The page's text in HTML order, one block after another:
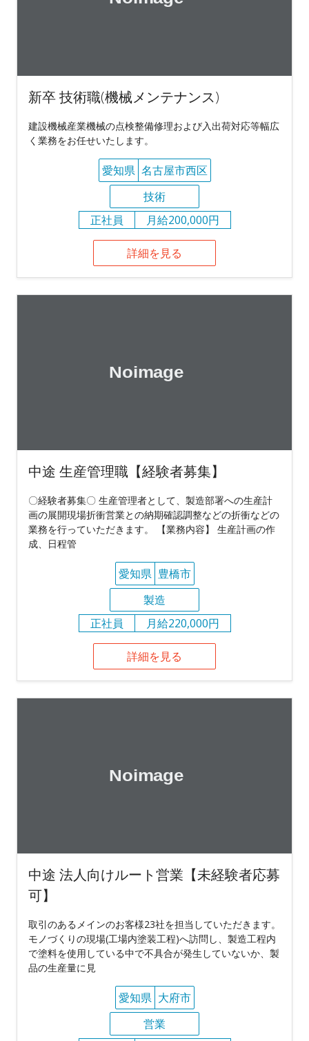
新卒 技術職(機械メンテナンス)
建設機械産業機械の点検整備修理および入出荷対応等幅広
く業務をお任せいたします。
愛知県 名古屋市西区
技術
正社員
月給200,000円
詳細を見る
中途 生産管理職【経験者募集】
〇経験者募集〇 生産管理者として、製造部署への生産計
画の展開現場折衝営業との納期確認調整などの折衝などの
業務を行っていただきます。 【業務内容】 生産計画の作
成、日程管
愛知県 豊橋市
製造
正社員
月給220,000円
詳細を見る
中途 法人向けルート営業【未経験者応募
可】
取引のあるメインのお客様23社を担当していただきます。
モノづくりの現場(工場内塗装工程)へ訪問し、製造工程内
で塗料を使用している中で不具合が発生していないか、製
品の生産量に見
愛知県 大府市
営業